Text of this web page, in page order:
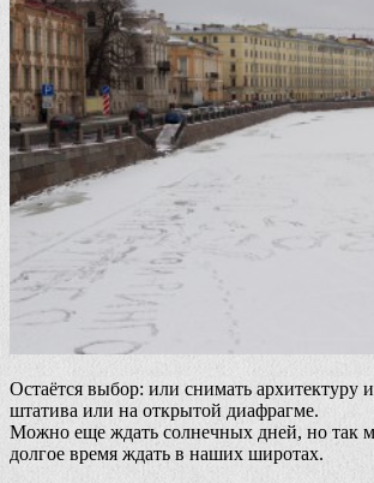
Остаётся выбор: или снимать архитектуру
штатива или на открытой диафрагме.
Можно еще ждать солнечных дней, но так
долгое время ждать в наших широтах.